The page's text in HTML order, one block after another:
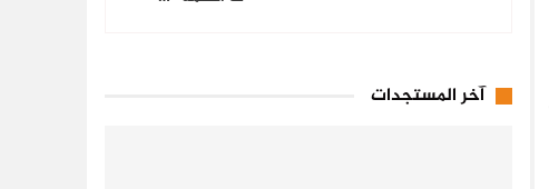
آخر المستجدات